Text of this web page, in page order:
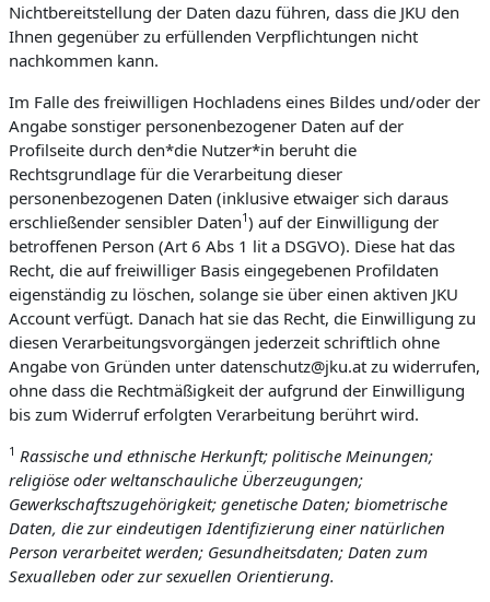
Nichtbereitstellung der Daten dazu führen, dass die JKU den
Ihnen gegenüber zu erfüllenden Verpflichtungen nicht
nachkommen kann.
Im Falle des freiwilligen Hochladens eines Bildes und/oder der
Angabe sonstiger personenbezogener Daten auf der
Profilseite durch den*die Nutzer*in beruht die
Rechtsgrundlage für die Verarbeitung dieser
personenbezogenen Daten (inklusive etwaiger sich daraus
erschließender sensibler Daten1) auf der Einwilligung der
betroffenen Person (Art 6 Abs 1 lit a DSGVO). Diese hat das
Recht, die auf freiwilliger Basis eingegebenen Profildaten
eigenständig zu löschen, solange sie über einen aktiven JKU
Account verfügt. Danach hat sie das Recht, die Einwilligung zu
diesen Verarbeitungsvorgängen jederzeit schriftlich ohne
Angabe von Gründen unter datenschutz@jku.at zu widerrufen,
ohne dass die Rechtmäßigkeit der aufgrund der Einwilligung
bis zum Widerruf erfolgten Verarbeitung berührt wird.
1 Rassische und ethnische Herkunft; politische Meinungen;
religiöse oder weltanschauliche Überzeugungen;
Gewerkschaftszugehörigkeit; genetische Daten; biometrische
Daten, die zur eindeutigen Identifizierung einer natürlichen
Person verarbeitet werden; Gesundheitsdaten; Daten zum
Sexualleben oder zur sexuellen Orientierung.